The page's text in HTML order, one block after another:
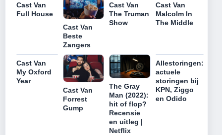
Cast Van
Full House
Cast Van
Beste
Zangers
Cast Van
The Truman
Show
Cast Van
Malcolm In
The Middle
Cast Van
My Oxford
Year
Cast Van
Forrest
Gump
The Gray
Man (2022):
hit of flop?
Recensie
en uitleg |
Netflix
Allestoringen:
actuele
storingen bij
KPN, Ziggo
en Odido